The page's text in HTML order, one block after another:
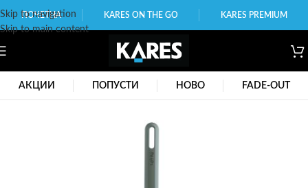
Skip to navigation
Skip to main content
ПОЧЕТНА KARES ON THE GO KARES PREMIUM
АКЦИИ ПОПУСТИ НОВО FADE-OUT